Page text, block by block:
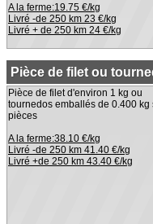
A la ferme:19.75 €/kg
Livré -de 250 km 23 €/kg
Livré + de 250 km 24 €/kg
Pièce de filet ou
Pièce de filet d'environ 1 kg ou
tournedos emballés de 0.400 kg
pièces
A la ferme:38.10 €/kg
Livré -de 250 km 41.40 €/kg
Livré +de 250 km 43.40 €/kg